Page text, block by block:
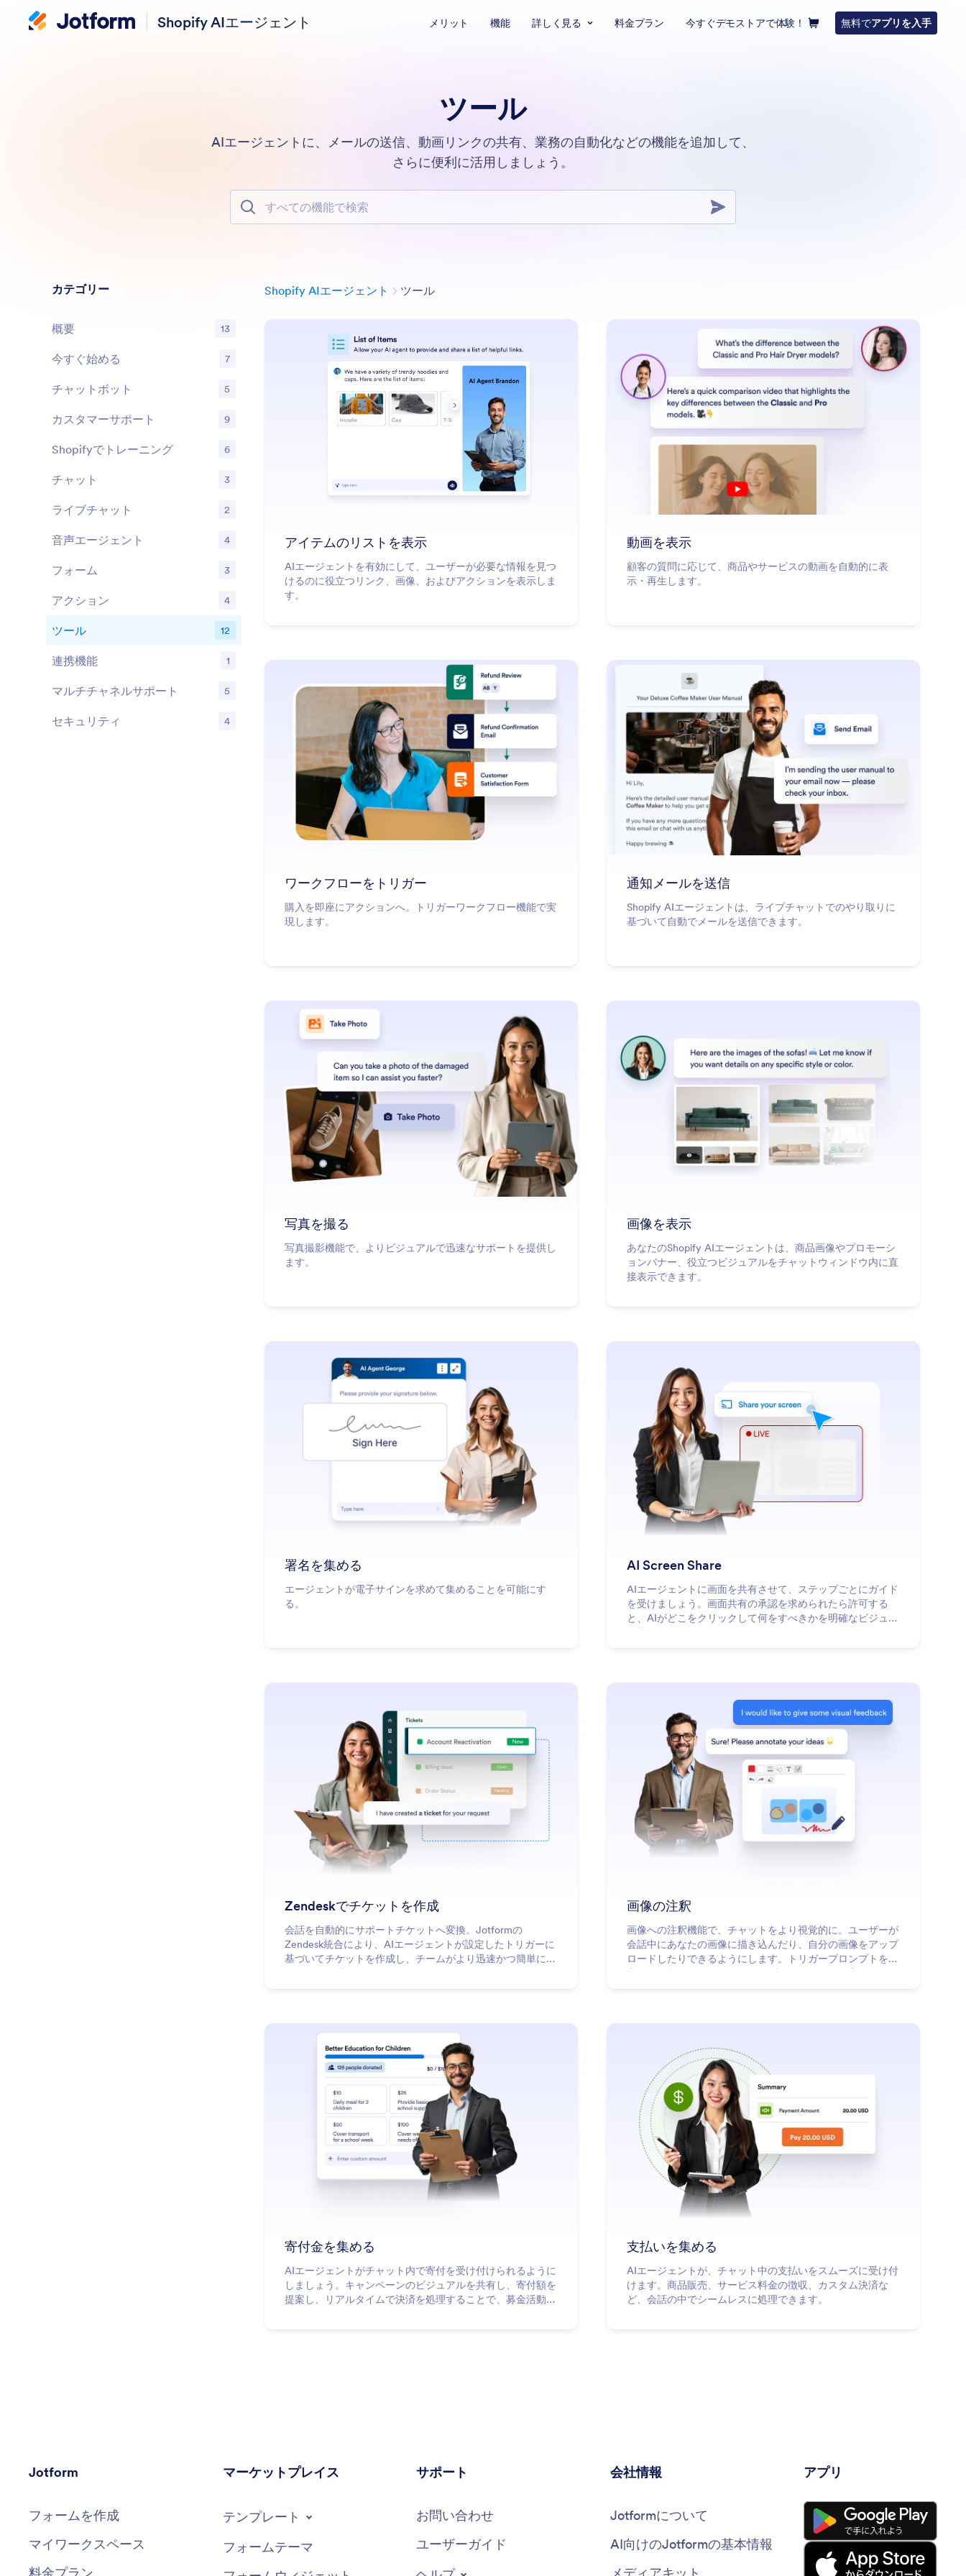
Shopify AIエージェント メリット 機能 詳しく見る 料金プラン 今すぐデモストアで体験！ 無料でアプリを入手
ツール
AIエージェントに、メールの送信、動画リンクの共有、業務の自動化などの機能を追加して、
さらに便利に活用しましょう。
すべての機能で検索
Shopify AIエージェント ツールカテゴリー
: Show List of Items
アイテムのリストを表示
AIエージェントを有効にして、ユーザーが必要な情報を見つ
けるのに役立つリンク、画像、およびアクションを表示しま
す。
詳細はこちら: Show Video
動画を表示
顧客の質問に応じて、商品やサービスの動画を自動的に表
示・再生します。
詳細はこちら: Trigger Workflow
ワークフローをトリガー
購入を即座にアクションへ。トリガーワークフロー機能で実
現します。
詳細はこちら: Send Email Notifications
通知メールを送信
Shopify AIエージェントは、ライブチャットでのやり取りに
基づいて自動でメールを送信できます。
詳細はこちら : Take Photo
写真を撮る
写真撮影機能で、よりビジュアルで迅速なサポートを提供し
ます。
詳細はこちら: Show Images
画像を表示
あなたのShopify AIエージェントは、商品画像やプロモーシ
ョンバナー、役立つビジュアルをチャットウィンドウ内に直
接表示できます。
詳細はこちら: Collect Signature
署名を集める
エージェントが電子サインを求めて集めることを可能にす
る。
AI Screen Share
AIエージェントに画面を共有させて、ステップごとにガイド
を受けましょう。画面共有の承認を求められたら許可する
と、AIがどこをクリックして何をすべきかを明確なビジュア
ル指示で示します。
詳細はこちら : Create a Ticket in Zendesk
Zendeskでチケットを作成
会話を自動的にサポートチケットへ変換。Jotformの
Zendesk統合により、AIエージェントが設定したトリガーに
基づいてチケットを作成し、チームがより迅速かつ簡単にサ
画像の注釈
画像への注釈機能で、チャットをより視覚的に。ユーザーが
会話中にあなたの画像に描き込んだり、自分の画像をアップ
ロードしたりできるようにします。トリガープロンプトを設
定して、説明をインタラクティブなビジュアルに変えましょ
詳細はこちら: Collect Donations
寄付金を集める
AIエージェントがチャット内で寄付を受け付けられるように
しましょう。キャンペーンのビジュアルを共有し、寄付額を
提案し、リアルタイムで決済を処理することで、募金活動を
詳細はこちら: Collect Payments
支払いを集める
AIエージェントが、チャット中の支払いをスムーズに受け付
けます。商品販売、サービス料金の徴収、カスタム決済な
ど、会話の中でシームレスに処理できます。
カテゴリー
概要 13
機能
今すぐ始める 7
機能
チャットボット 5
機能
カスタマーサポート 9
機能
Shopifyでトレーニング 6
機能
チャット 3
機能
ライブチャット 2
機能
音声エージェント 4
機能
フォーム 3
機能
アクション 4
機能
ツール 12
機能
連携機能 1
機能
マルチチャネルサポート 5
機能
セキュリティ 4
Jotform
フォームを作成
マイワークスペース
マーケットプレイス
テンプレート
フォームテーマ
サポート
お問い合わせ
ユーザーガイド
会社情報
Jotformについて
AI向けのJotformの基本情報
アプリ